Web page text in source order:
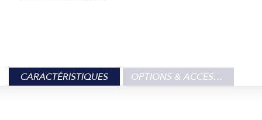
CARACTÉRISTIQUES OPTIONS & ACCESSOIRES